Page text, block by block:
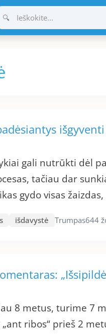
gali nutrūkti dėl
tačiau dar
gydo visas
išdavystė Trumpas644
8 metus, turime 7
ribos“ prieš 2